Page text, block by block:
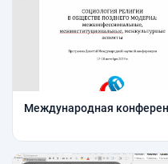
Международная